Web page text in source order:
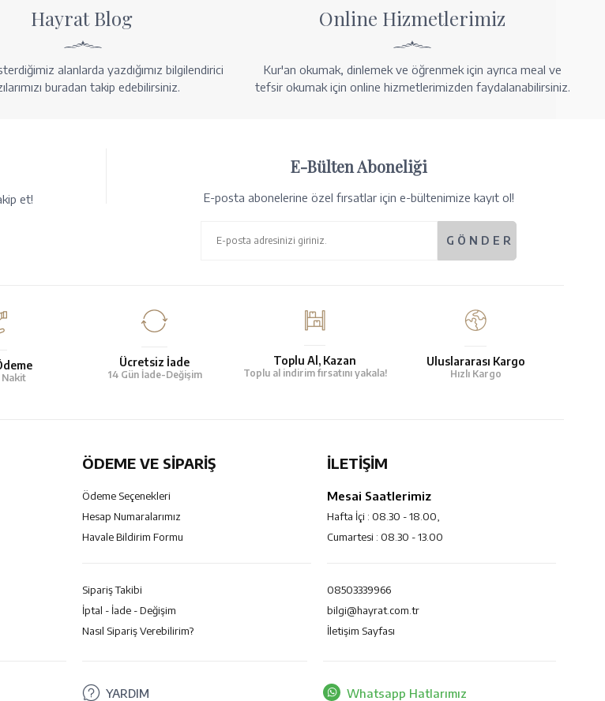
Hayrat Blog
alanlarda yazdığımız bilgilendirici
buradan takip edebilirsiniz.
Online Hizmetlerimiz
Kur'an okumak, dinlemek ve öğrenmek için ayrıca meal ve
tefsir okumak için online hizmetlerimizden faydalanabilirsiniz.
et!
E-Bülten Aboneliği
E-posta abonelerine özel fırsatlar için e-bültenimize kayıt ol!
Nakit
Ücretsiz İade
14 Gün İade-Değişim
Toplu Al, Kazan
Toplu al indirim fırsatını yakala!
Uluslararası Kargo
Hızlı Kargo
ÖDEME VE SİPARİŞ
Ödeme Seçenekleri
Hesap Numaralarımız
Havale Bildirim Formu
Sipariş Takibi
İptal - İade - Değişim
Nasıl Sipariş Verebilirim?
İLETİŞİM
Mesai Saatlerimiz
Hafta İçi : 08.30 - 18.00,
Cumartesi : 08.30 - 13.00
08503339966
bilgi@hayrat.com.tr
İletişim Sayfası
YARDIM Whatsapp Hatlarımız